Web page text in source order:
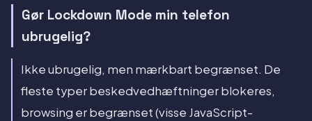
Gør Lockdown Mode min telefon
ubrugelig?
Ikke ubrugelig, men mærkbart begrænset. De
fleste typer beskedvedhæftninger blokeres,
browsing er begrænset (visse JavaScript-